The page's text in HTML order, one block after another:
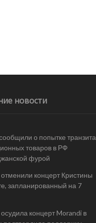
новости
о попытке транзита
товаров в РФ
фурой
концерт Кристины
запланированный на 7
концерт Morandi в